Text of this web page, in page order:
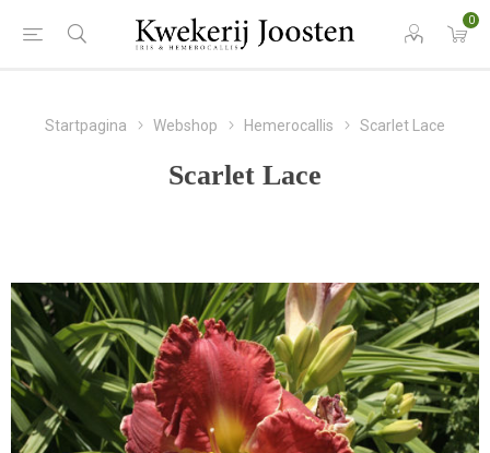
0
Startpagina Webshop Hemerocallis Scarlet Lace
Scarlet Lace